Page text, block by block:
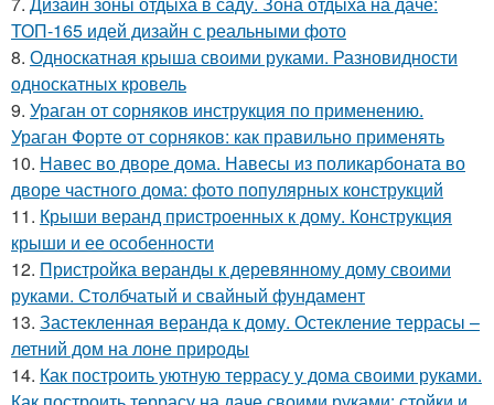
ТОП-165 идей дизайн с реальными фото
8. Односкатная крыша своими руками. Разновидности
односкатных кровель
9. Ураган от сорняков инструкция по применению.
Ураган Форте от сорняков: как правильно применять
10. Навес во дворе дома. Навесы из поликарбоната во
дворе частного дома: фото популярных конструкций
11. Крыши веранд пристроенных к дому. Конструкция
крыши и ее особенности
12. Пристройка веранды к деревянному дому своими
руками. Столбчатый и свайный фундамент
13. Застекленная веранда к дому. Остекление террасы –
летний дом на лоне природы
14. Как построить уютную террасу у дома своими руками.